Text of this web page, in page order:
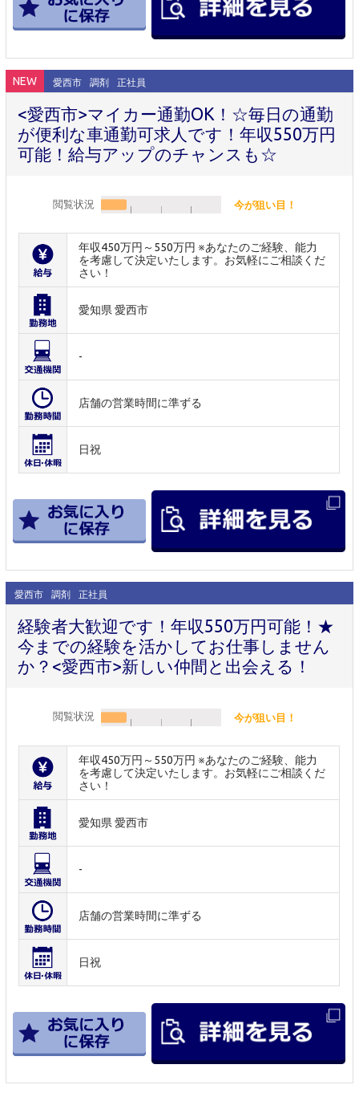
NEW 愛西市 調剤 正社員
<愛西市>マイカー通勤OK！☆毎日の通勤
が便利な車通勤可求人です！年収550万円
可能！給与アップのチャンスも☆
閲覧状況 今が狙い目！
年収450万円～550万円 ※あなたのご経験、能力
を考慮して決定いたします。お気軽にご相談くだ
さい！
愛知県 愛西市
-
店舗の営業時間に準ずる
日祝
愛西市 調剤 正社員
経験者大歓迎です！年収550万円可能！★
今までの経験を活かしてお仕事しません
か？<愛西市>新しい仲間と出会える！
閲覧状況 今が狙い目！
年収450万円～550万円 ※あなたのご経験、能力
を考慮して決定いたします。お気軽にご相談くだ
さい！
愛知県 愛西市
-
店舗の営業時間に準ずる
日祝